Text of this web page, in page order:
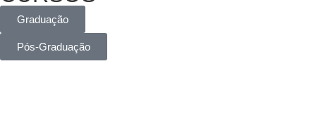
Graduação
Pós-Graduação